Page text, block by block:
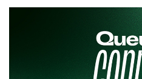
ボット
モニタ
実装方
ビジタ
公共部
教育機関
金融機
技術者
ホワイ
ウェビ